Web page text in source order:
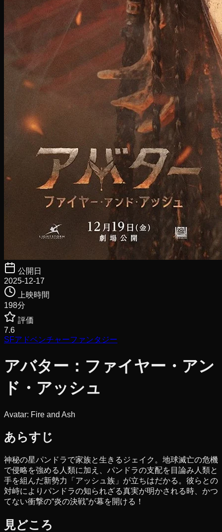
公開日
2025-12-17
上映時間
198分
評価
7.6
SFアドベンチャーファンタジー
アバター：ファイヤー・アン
ド・アッシュ
Avatar: Fire and Ash
あらすじ
神秘の星パンドラで家族と生きるジェイク。地球滅亡の危機
で侵略を強める人類に加え、パンドラの支配を目論み人類と
手を組んだ新勢力「アッシュ族」が立ちはだかる。彼らとの
対峙によりパンドラの知られざる真実が明かされる時、かつ
てない衝撃の“炎の決戦”が幕を開ける！
見どころ